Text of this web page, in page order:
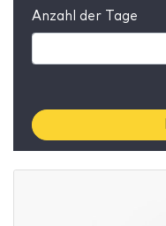
Anzahl der Tage